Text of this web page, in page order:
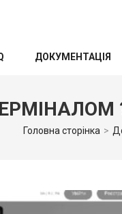
ДОКУМЕНТАЦІЯ
Головна сторінка >